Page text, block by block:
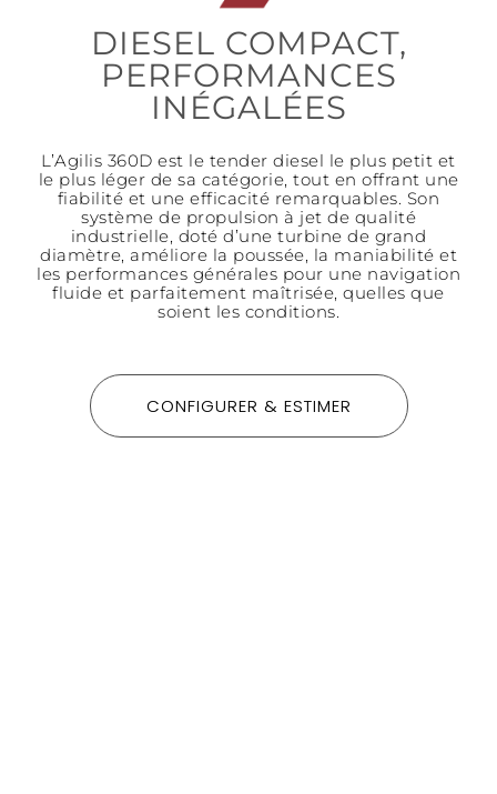
DIESEL COMPACT,
PERFORMANCES
INÉGALÉES
L’Agilis 360D est le tender diesel le plus petit et
le plus léger de sa catégorie, tout en offrant une
fiabilité et une efficacité remarquables. Son
système de propulsion à jet de qualité
industrielle, doté d’une turbine de grand
diamètre, améliore la poussée, la maniabilité et
les performances générales pour une navigation
fluide et parfaitement maîtrisée, quelles que
soient les conditions.
CONFIGURER & ESTIMER